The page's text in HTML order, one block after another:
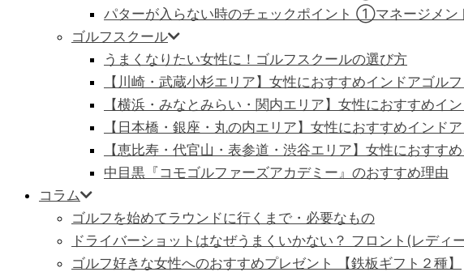
パターが入らない時のチェックポイント ①マネージメン
ゴルフスクール
うまくなりたい女性に！ゴルフスクールの選び方
【川崎・武蔵小杉エリア】女性におすすめインドアゴル
【横浜・みなとみらい・関内エリア】女性におすすめイ
【日本橋・銀座・丸の内エリア】女性におすすめインド
【恵比寿・代官山・表参道・渋谷エリア】女性におすす
中目黒『コモゴルファーズアカデミー』のおすすめ理由
コラム
ゴルフを始めてラウンドに行くまで・必要なもの
ドライバーショットはなぜうまくいかない？ フロント(レディ
ゴルフ好きな女性へのおすすめプレゼント 【鉄板ギフト２種】